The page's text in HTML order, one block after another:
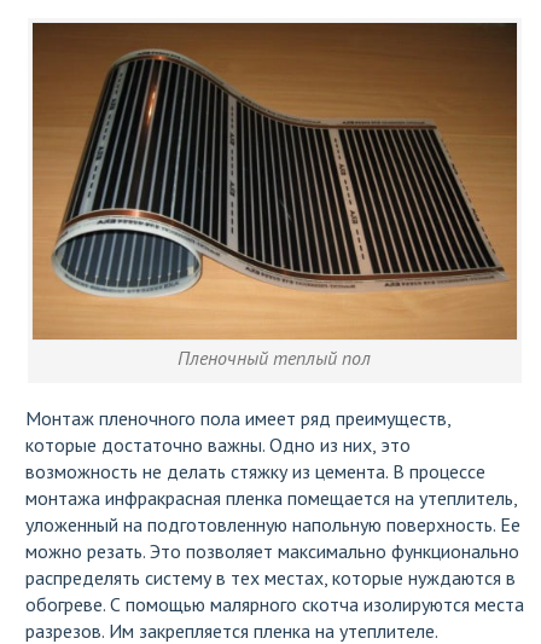
Пленочный теплый пол
Монтаж пленочного пола имеет ряд преимуществ,
которые достаточно важны. Одно из них, это
возможность не делать стяжку из цемента. В процессе
монтажа инфракрасная пленка помещается на утеплитель,
уложенный на подготовленную напольную поверхность. Ее
можно резать. Это позволяет максимально функционально
распределять систему в тех местах, которые нуждаются в
обогреве. С помощью малярного скотча изолируются места
разрезов. Им закрепляется пленка на утеплителе.